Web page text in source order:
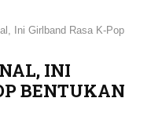
Ini Girlband Rasa K-Pop
INI
BENTUKAN